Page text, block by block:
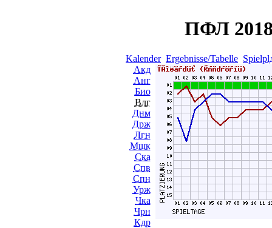
ПФЛ
Kalender Ergebnisse/Tabelle
Акд
Анг
Био
Влг
Днм
Држ
Лгн
Мшк
Ска
Спв
Спн
Урж
Чка
Чрн
Кдр